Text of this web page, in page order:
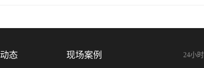
态 现场案例 24小